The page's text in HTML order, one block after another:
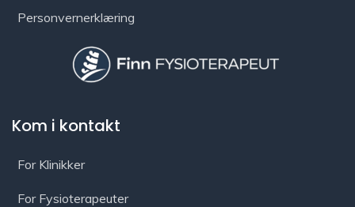
Personvernerklæring
Kom i kontakt
For Klinikker
For Fysioterapeuter